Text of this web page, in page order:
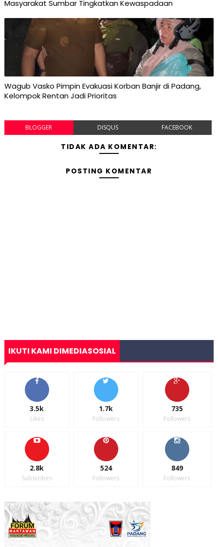
Masyarakat Sumbar Tingkatkan Kewaspadaan
Wagub Vasko Pimpin Evakuasi Korban Banjir di Padang,
Kelompok Rentan Jadi Prioritas
BLOGGER DISQUS FACEBOOK
TIDAK ADA KOMENTAR:
POSTING KOMENTAR
IKUTI KAMI DIMEDIASOSIAL
3.5k
Likes
1.7k
Followers
735
Followers
2.8k
Subscribes
524
Followers
849
Followers